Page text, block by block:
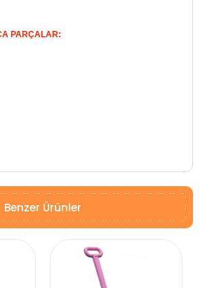
PARÇALAR:
Benzer Ürünler